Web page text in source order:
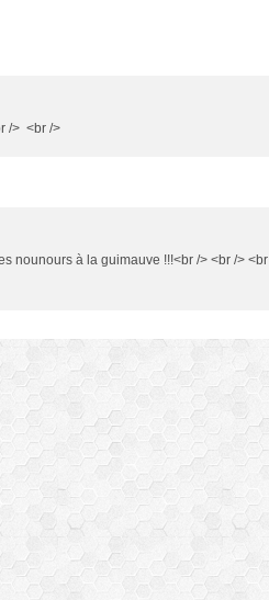
/> <br />
nounours à la guimauve !!!<br /> <br /> <br